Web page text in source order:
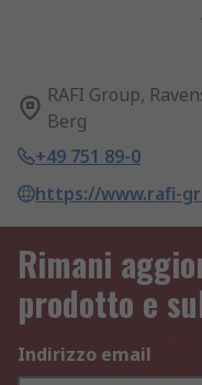
RAFI Group,
Berg
+49 751 89-0
https://www.rafi-
Rimani
prodotto e
Indirizzo email